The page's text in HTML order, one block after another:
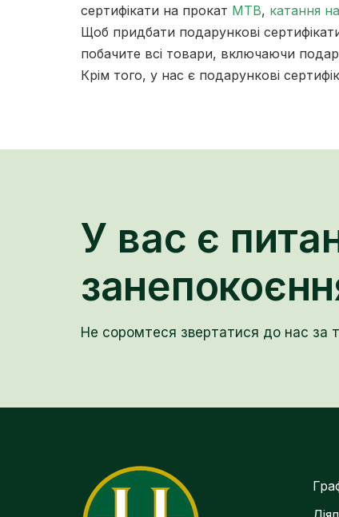
сертифікати на прокат MTB, катання
Щоб придбати подарункові
побачите всі товари, включаючи
Крім того, у нас є подарункові
У вас є
Не соромтеся звертатися до нас